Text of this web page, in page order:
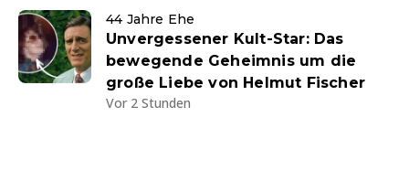
44 Jahre Ehe
Unvergessener Kult-Star: Das
bewegende Geheimnis um die
große Liebe von Helmut Fischer
Vor 2 Stunden